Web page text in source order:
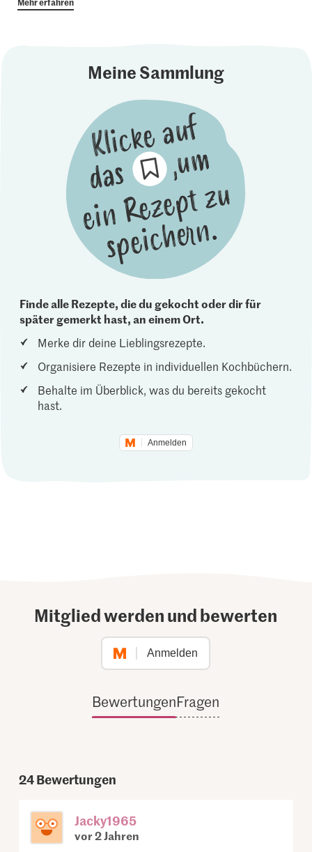
Meine Sammlung
Finde alle Rezepte, die du gekocht oder dir für
später gemerkt hast, an einem Ort.
Merke dir deine Lieblingsrezepte.
Organisiere Rezepte in individuellen Kochbüchern.
Behalte im Überblick, was du bereits gekocht
hast.
Anmelden
Mitglied werden und bewerten
Anmelden
BewertungenFragen
24Bewertungen
Jacky1965
vor 2 Jahren